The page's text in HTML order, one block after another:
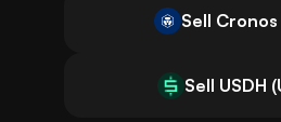
Sell Cronos
Sell USDH